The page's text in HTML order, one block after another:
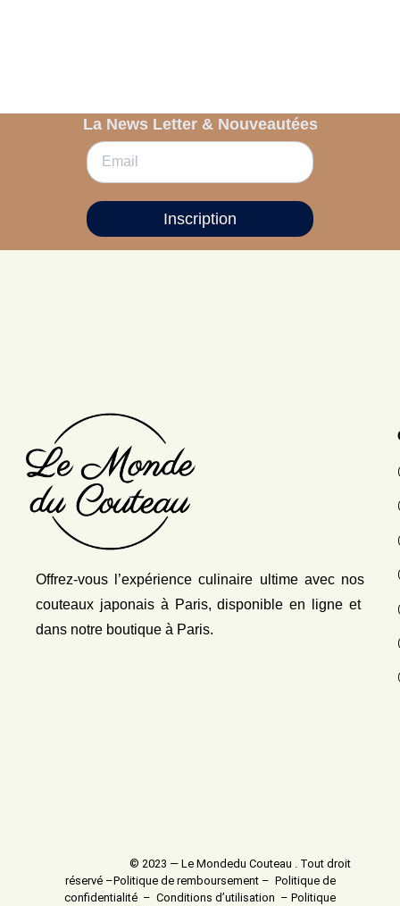
La News Letter & Nouveautées
Inscription
Offrez-vous l’expérience culinaire ultime avec nos
couteaux japonais à Paris, disponible en ligne et
dans notre boutique à Paris.
© 2023 — Le Mondedu Couteau . Tout droit
réservé –Politique de remboursement – Politique de
confidentialité – Conditions d’utilisation – Politique